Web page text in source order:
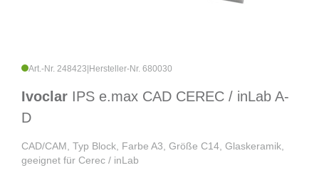
Art.-Nr. 248423 Hersteller-Nr. 680030
Ivoclar IPS e.max CAD CEREC / inLab A-
D
CAD/CAM, Typ Block, Farbe A3, Größe C14, Glaskeramik,
geeignet für Cerec / inLab